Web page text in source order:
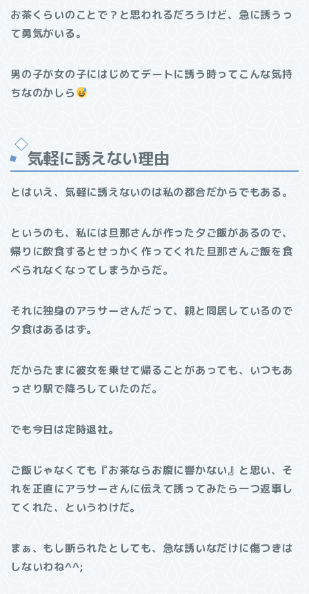
お茶くらいのことで？と思われるだろうけど、急に誘うっ
て勇気がいる。
男の子が女の子にはじめてデートに誘う時ってこんな気持
ちなのかしら
気軽に誘えない理由
とはいえ、気軽に誘えないのは私の都合だからでもある。
というのも、私には旦那さんが作った夕ご飯があるので、
帰りに飲食するとせっかく作ってくれた旦那さんご飯を食
べられなくなってしまうからだ。
それに独身のアラサーさんだって、親と同居しているので
夕食はあるはず。
だからたまに彼女を乗せて帰ることがあっても、いつもあ
っさり駅で降ろしていたのだ。
でも今日は定時退社。
ご飯じゃなくても『お茶ならお腹に響かない』と思い、そ
れを正直にアラサーさんに伝えて誘ってみたら一つ返事し
てくれた、というわけだ。
まぁ、もし断られたとしても、急な誘いなだけに傷つきは
しないわね^^;